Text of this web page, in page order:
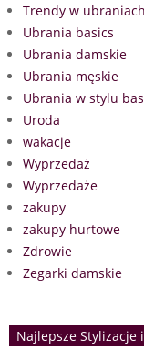
Trendy w ubraniach
Ubrania basics
Ubrania damskie
Ubrania męskie
Ubrania w stylu
Uroda
wakacje
Wyprzedaż
Wyprzedaże
zakupy
zakupy hurtowe
Zdrowie
Zegarki damskie
Najlepsze Stylizacje